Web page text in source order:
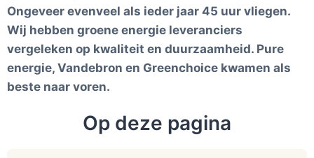
Ongeveer evenveel als ieder jaar 45 uur vliegen.
Wij hebben groene energie leveranciers
vergeleken op kwaliteit en duurzaamheid. Pure
energie, Vandebron en Greenchoice kwamen als
beste naar voren.
Op deze pagina